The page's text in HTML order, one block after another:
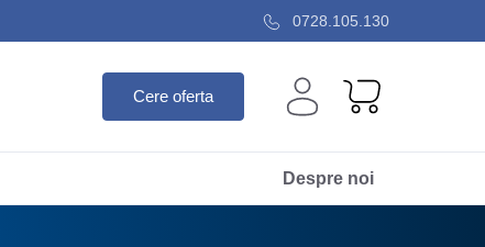
0728.105.130
Cere oferta
Despre noi